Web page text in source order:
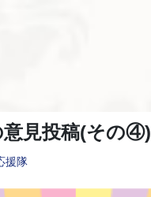
意見投稿(その④)
援隊